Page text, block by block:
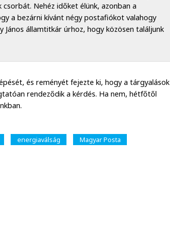
Nehéz időket élünk, azonban a
a bezárni kívánt négy postafiókot valahogy
államtitkár úrhoz, hogy közösen találjunk
és reményét fejezte ki, hogy a tárgyalások
rendeződik a kérdés. Ha nem, hétfőtől
energiaválság Magyar Posta